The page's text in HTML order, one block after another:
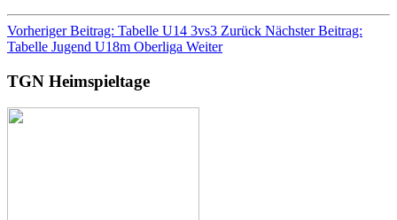
Vorheriger Beitrag: Tabelle U14 3vs3 Zurück Nächster Beitrag:
Tabelle Jugend U18m Oberliga Weiter
TGN Heimspieltage